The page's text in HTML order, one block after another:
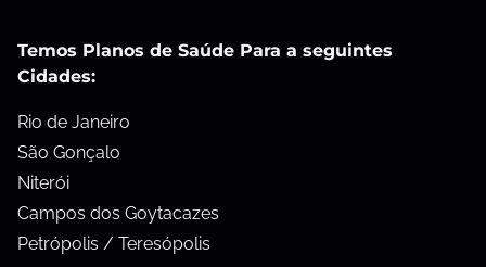
Temos Planos de Saúde Para a seguintes
Cidades:
Rio de Janeiro
São Gonçalo
Niterói
Campos dos Goytacazes
Petrópolis / Teresópolis